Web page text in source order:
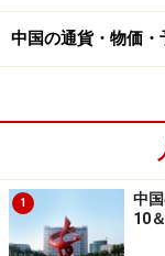
中国の通貨・物価・
1
中
10